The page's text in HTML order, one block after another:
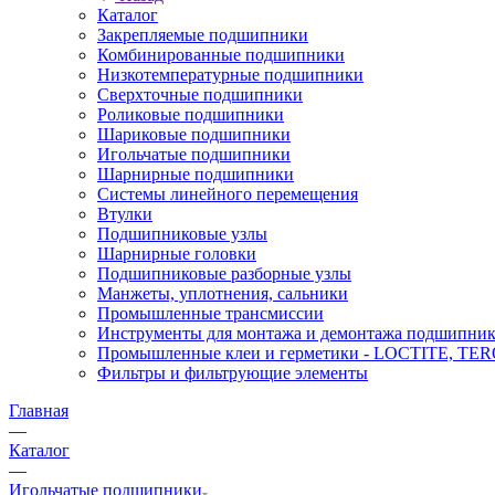
Каталог
Закрепляемые подшипники
Комбинированные подшипники
Низкотемпературные подшипники
Сверхточные подшипники
Роликовые подшипники
Шариковые подшипники
Игольчатые подшипники
Шарнирные подшипники
Системы линейного перемещения
Втулки
Подшипниковые узлы
Шарнирные головки
Подшипниковые разборные узлы
Манжеты, уплотнения, сальники
Промышленные трансмиссии
Инструменты для монтажа и демонтажа
Промышленные клеи и герметики - LOCTITE,
Фильтры и фильтрующие элементы
Главная
—
Каталог
—
Игольчатые подшипники